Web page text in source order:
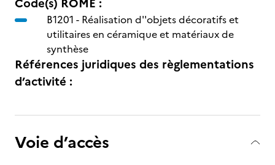
B1201 - Réalisation d''objets décoratifs et
utilitaires en céramique et matériaux de
synthèse
Références juridiques des règlementations
d’activité :
Voie d’accès